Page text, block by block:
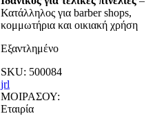
Κατάλληλος για barber shops,
κομμωτήρια και οικιακή χρήση
Εξαντλημένο
SKU: 500084
jrl
ΜΟΙΡΑΣΟΥ:
Εταιρία